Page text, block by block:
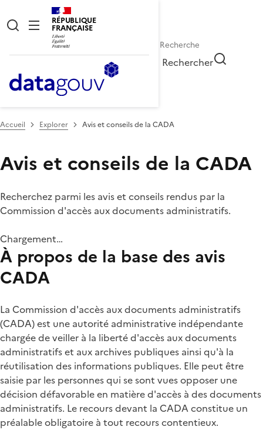
RÉPUBLIQUE
FRANÇAISE
Rechercher
Accueil Explorer Avis et conseils de la CADA
Avis et conseils de la CADA
Recherchez parmi les avis et conseils rendus par la
Commission d'accès aux documents administratifs.
Chargement…
À propos de la base des avis
CADA
La Commission d'accès aux documents administratifs
(CADA) est une autorité administrative indépendante
chargée de veiller à la liberté d'accès aux documents
administratifs et aux archives publiques ainsi qu'à la
réutilisation des informations publiques. Elle peut être
saisie par les personnes qui se sont vues opposer une
décision défavorable en matière d'accès à des documents
administratifs. Le recours devant la CADA constitue un
préalable obligatoire à tout recours contentieux.